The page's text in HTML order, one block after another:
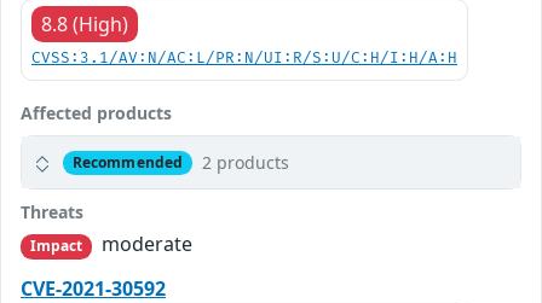
8.8 (High)
CVSS:3.1/AV:N/AC:L/PR:N/UI:R/S:U/C:H/I:H/A:H
Affected products
Recommended 2 products
Threats
Impact
moderate
CVE-2021-30592